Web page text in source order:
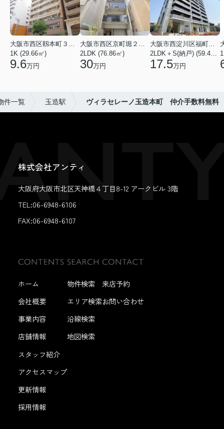
大阪市西区靱本町３丁目
1K (29.66㎡)
9.6万円
大阪市西区京町堀２丁目
2LDK (76.86㎡)
30万円
大阪市西淀川区福町２丁目
2LDK＋S(納戸) (59.48㎡)
17.5万円
件一覧 玉造駅 ヴィラセレーノ玉造本町 仲介手数料無料
株式会社アンティ
大阪府大阪市北区天神橋４丁目8-12 アークビル 3階
TEL:06-6948-6106
FAX:06-6948-6107
ホーム
会社概要
事業内容
店舗情報
スタッフ紹介
アクセスマップ
更新情報
採用情報
物件検索
エリア検索
沿線検索
地図検索
来店予約
お問い合わせ